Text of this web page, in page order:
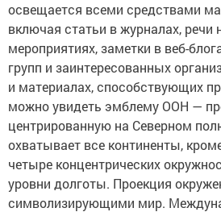
освещается всеми средствами
включая статьи в журналах,
мероприятиях, заметки в веб-
групп и заинтересованных
и материалах, способствующих
можно увидеть эмблему ООН —
центрированную на Северном
охватывает все континенты,
четыре концентрических
уровни долготы. Проекция
символизирующими мир.